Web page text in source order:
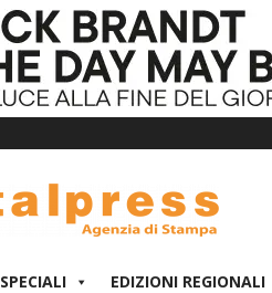
SPECIALI EDIZIONI REGIONALI